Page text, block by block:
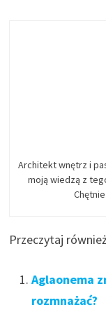
Architekt wnętrz i
moją wiedzą z
Przeczytaj
Aglaonema
rozmnażać?